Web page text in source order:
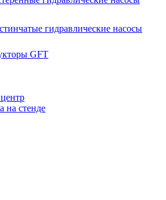
гидравлические насосы
GFT
на стенде